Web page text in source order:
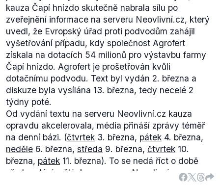
pomáhali.
kauza Čapí hnízdo skutečně nabrala sílu po
zveřejnění informace na serveru Neovlivní.cz, který
uvedl, že Evropský úřad proti podvodům zahájil
vyšetřování případu, kdy společnost Agrofert
získala na dotacích 54 milionů pro výstavbu farmy
Čapí hnízdo. Agrofert je prošetřován kvůli
dotačnímu podvodu. Text byl vydán 2. března a
diskuze byla vysílána 13. března, tedy necelé 2
týdny poté.
Od vydání textu na serveru Neovlivní.cz kauza
opravdu akcelerovala, média přináší zprávy téměř
na denní bázi. (čtvrtek 3. března, pátek 4. března,
neděle 6. března, středa 9. března, čtvrtek 10.
března, pátek 11. března). To se nedá říct o době
před vydáním článku serverem Neovlivní.cz.